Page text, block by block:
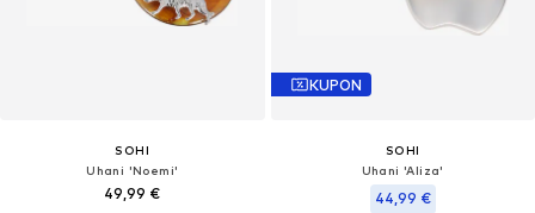
SOHI
Uhani 'Noemi'
49,99 €
KUPON
SOHI
Uhani 'Aliza'
44,99 €